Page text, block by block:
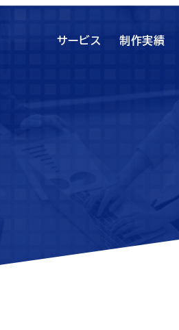
サービス 制作実績